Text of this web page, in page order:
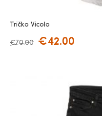
Tričko Vicolo
€70.00 €42.00